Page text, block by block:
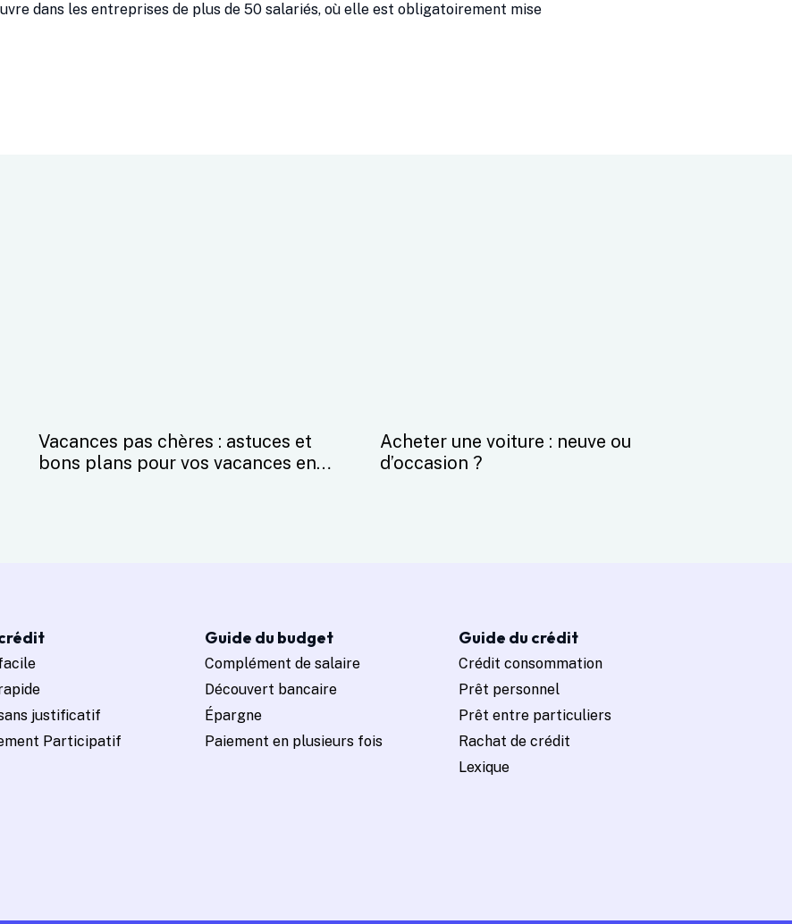
dans les entreprises de plus de 50 salariés, où elle est obligatoirement mise
Vacances pas chères : astuces et
bons plans pour vos vacances en
Acheter une voiture : neuve ou
d’occasion ?
justificatif
Participatif
Guide du budget
Complément de salaire
Découvert bancaire
Épargne
Paiement en plusieurs fois
Guide du crédit
Crédit consommation
Prêt personnel
Prêt entre particuliers
Rachat de crédit
Lexique